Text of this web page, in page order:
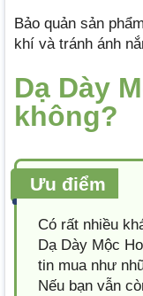
Bảo quản sản
khí và tránh ánh
Dạ Dày
không?
Ưu điểm
Có rất nhiều
Dạ Dày Mộc
tin mua như
Nếu bạn vẫn